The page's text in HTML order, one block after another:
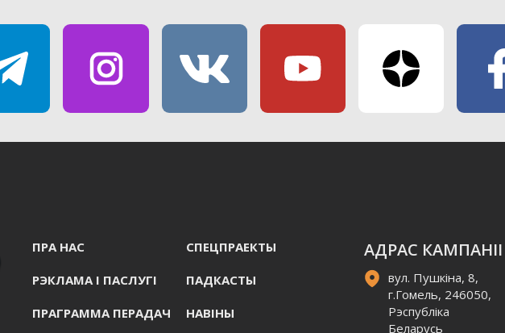
ПРА НАС СПЕЦПРАЕКТЫ
РЭКЛАМА I ПАСЛУГI ПАДКАСТЫ
ПРАГРАММА ПЕРАДАЧ НАВIНЫ
АДРАС КАМПАНІІ
вул. Пушкіна, 8,
г.Гомель, 246050,
Рэспубліка
Беларусь